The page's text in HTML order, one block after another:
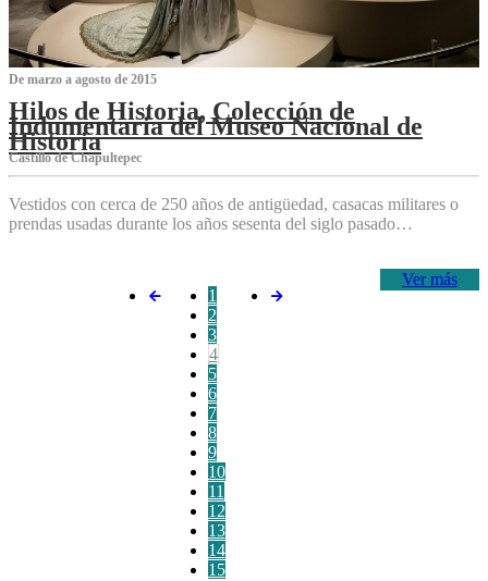
De marzo a agosto de 2015
Hilos de Historia, Colección de
Indumentaria del Museo Nacional de
Historia
Castillo de Chapultepec
Vestidos con cerca de 250 años de antigüedad, casacas militares o
prendas usadas durante los años sesenta del siglo pasado…
Ver más
1
2
3
4
5
6
7
8
9
10
11
12
13
14
15